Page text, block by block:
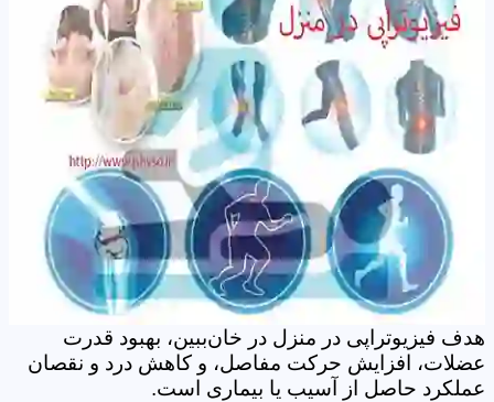
هدف فیزیوتراپی در منزل در خان‌ببین، بهبود قدرت
عضلات، افزایش حرکت مفاصل، و کاهش درد و نقصان
عملکرد حاصل از آسیب یا بیماری است.